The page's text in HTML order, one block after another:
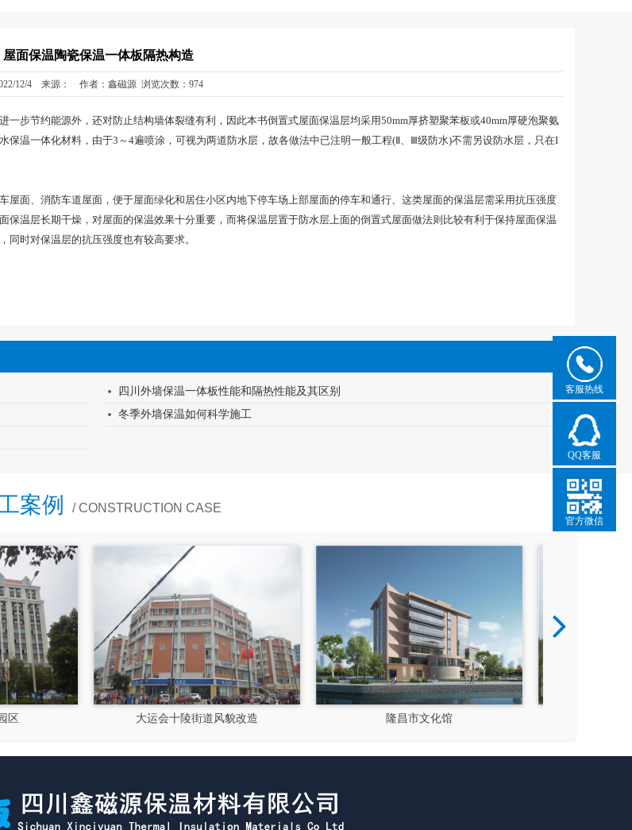
屋面保温陶瓷保温一体板隔热构造
12/4 来源： 作者：鑫磁源 浏览次数：974
步节约能源外，还对防止结构墙体裂缝有利，因此本书倒置式屋面保温层均采用50mm厚挤塑聚苯板或40mm厚硬泡聚氨
温一体化材料，由于3～4遍喷涂，可视为两道防水层，故各做法中已注明一般工程(Ⅱ、Ⅲ级防水)不需另设防水层，只在I
面、消防车道屋面，便于屋面绿化和居住小区内地下停车场上部屋面的停车和通行、这类屋面的保温层需采用抗压强度
温层长期干燥，对屋面的保温效果十分重要，而将保温层置于防水层上面的倒置式屋面做法则比较有利于保持屋面保温
时对保温层的抗压强度也有较高要求。
四川外墙保温一体板性能和隔热性能及其区别
冬季外墙保温如何科学施工
案例 / CONSTRUCTION CASE
貌改造 隆昌市文化馆 成都郫县影视硅谷
客服热线
QQ客服
官方微信